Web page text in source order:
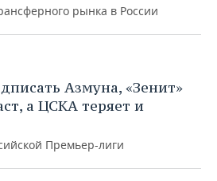
рынка в России
Азмуна, «Зенит»
а ЦСКА теряет и
Премьер-лиги